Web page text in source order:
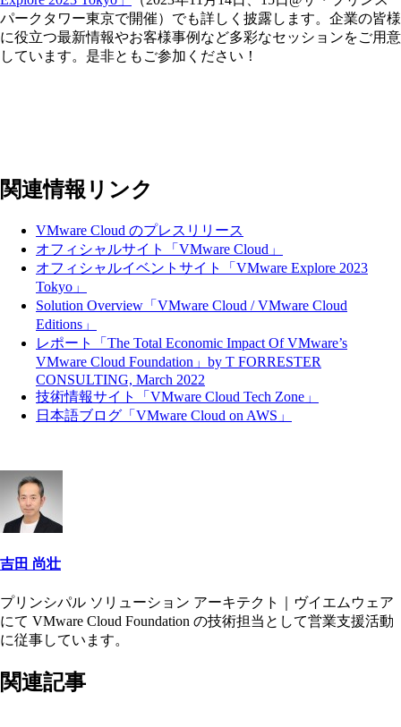
パークタワー東京で開催）でも詳しく披露します。企業の皆様
に役立つ最新情報やお客様事例など多彩なセッションをご用意
しています。是非ともご参加ください！
関連情報リンク
VMware Cloud のプレスリリース
オフィシャルサイト「VMware Cloud」
オフィシャルイベントサイト「VMware Explore 2023
Tokyo」
Solution Overview「VMware Cloud / VMware Cloud
Editions」
レポート「The Total Economic Impact Of VMware’s
VMware Cloud Foundation」by T FORRESTER
CONSULTING, March 2022
技術情報サイト「VMware Cloud Tech Zone」
日本語ブログ「VMware Cloud on AWS」
吉田 尚壮
プリンシパル ソリューション アーキテクト｜ヴイエムウェア
にて VMware Cloud Foundation の技術担当として営業支援活動
に従事しています。
関連記事